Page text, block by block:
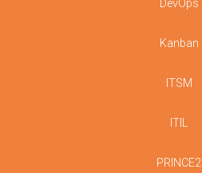
DevOps
Kanban
ITSM
ITIL
PRINCE2